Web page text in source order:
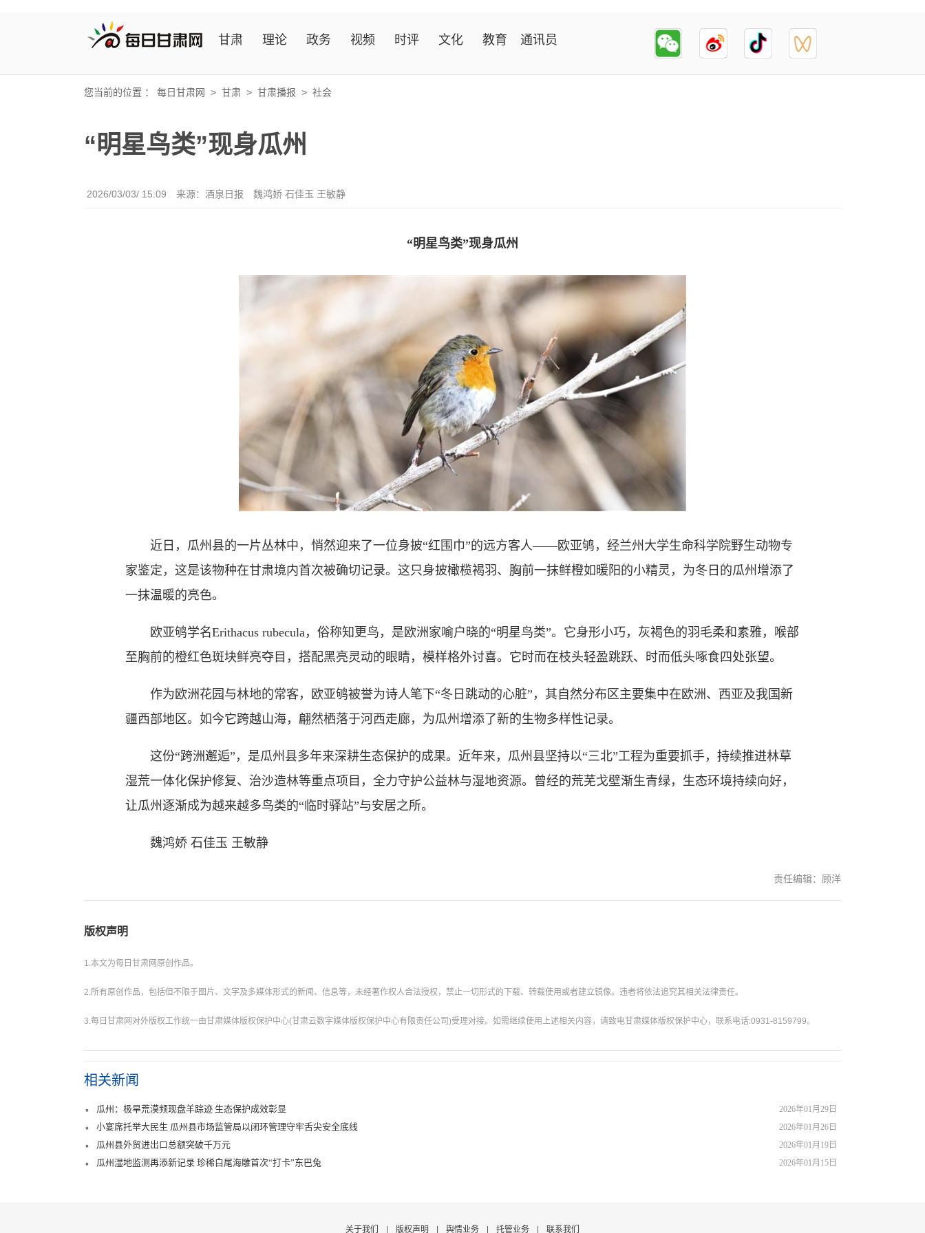
甘肃 理论 政务 视频 时评 文化 教育 通讯员
您当前的位置 ： 每日甘肃网 > 甘肃 > 甘肃播报 > 社会
“明星鸟类”现身瓜州
2026/03/03/ 15:09 来源：酒泉日报 魏鸿娇 石佳玉 王敏静
“明星鸟类”现身瓜州
近日，瓜州县的一片丛林中，悄然迎来了一位身披“红围巾”的远方客人——欧亚鸲，经兰州大学生命科学院野生动物专
家鉴定，这是该物种在甘肃境内首次被确切记录。这只身披橄榄褐羽、胸前一抹鲜橙如暖阳的小精灵，为冬日的瓜州增添了
一抹温暖的亮色。
欧亚鸲学名Erithacus rubecula，俗称知更鸟，是欧洲家喻户晓的“明星鸟类”。它身形小巧，灰褐色的羽毛柔和素雅，喉部
至胸前的橙红色斑块鲜亮夺目，搭配黑亮灵动的眼睛，模样格外讨喜。它时而在枝头轻盈跳跃、时而低头啄食四处张望。
作为欧洲花园与林地的常客，欧亚鸲被誉为诗人笔下“冬日跳动的心脏”，其自然分布区主要集中在欧洲、西亚及我国新
疆西部地区。如今它跨越山海，翩然栖落于河西走廊，为瓜州增添了新的生物多样性记录。
这份“跨洲邂逅”，是瓜州县多年来深耕生态保护的成果。近年来，瓜州县坚持以“三北”工程为重要抓手，持续推进林草
湿荒一体化保护修复、治沙造林等重点项目，全力守护公益林与湿地资源。曾经的荒芜戈壁渐生青绿，生态环境持续向好，
让瓜州逐渐成为越来越多鸟类的“临时驿站”与安居之所。
魏鸿娇 石佳玉 王敏静
责任编辑：顾洋
版权声明
1.本文为每日甘肃网原创作品。
2.所有原创作品，包括但不限于图片、文字及多媒体形式的新闻、信息等，未经著作权人合法授权，禁止一切形式的下载、转载使用或者建立镜像。违者将依法追究其相关法律责任。
3.每日甘肃网对外版权工作统一由甘肃媒体版权保护中心(甘肃云数字媒体版权保护中心有限责任公司)受理对接。如需继续使用上述相关内容，请致电甘肃媒体版权保护中心，联系电话:0931-8159799。
相关新闻
2026年01月29日
瓜州：极旱荒漠频现盘羊踪迹 生态保护成效彰显
2026年01月26日
小宴席托举大民生 瓜州县市场监管局以闭环管理守牢舌尖安全底线
2026年01月19日
瓜州县外贸进出口总额突破千万元
2026年01月15日
瓜州湿地监测再添新记录 珍稀白尾海雕首次“打卡”东巴兔
关于我们 版权声明 舆情业务 托管业务 联系我们